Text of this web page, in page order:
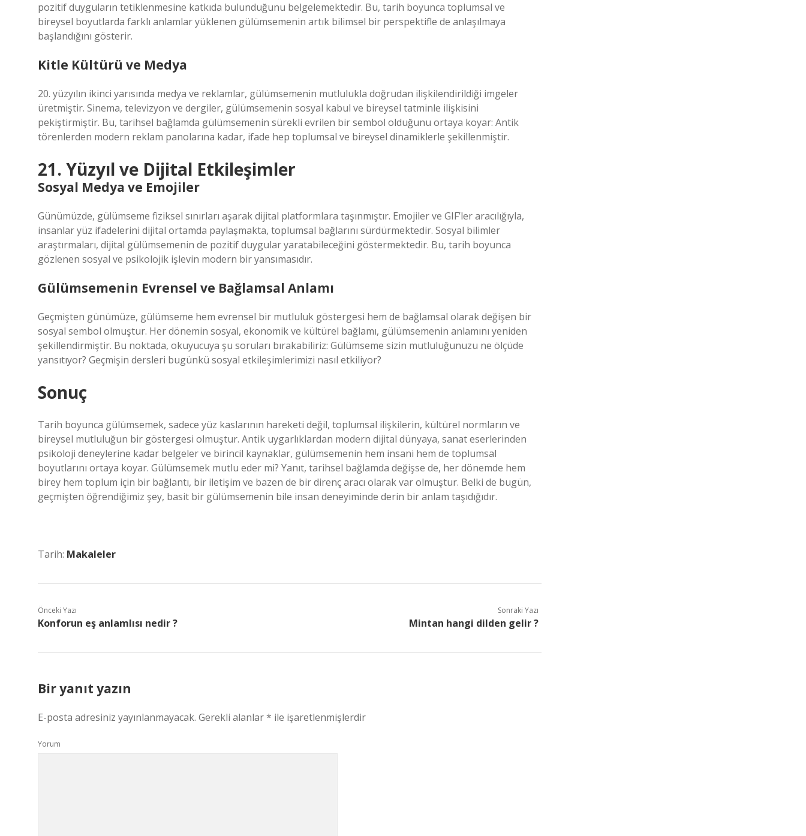
pozitif duyguların tetiklenmesine katkıda bulunduğunu belgelemektedir. Bu, tarih boyunca toplumsal ve
bireysel boyutlarda farklı anlamlar yüklenen gülümsemenin artık bilimsel bir perspektifle de anlaşılmaya
başlandığını gösterir.
Kitle Kültürü ve Medya
20. yüzyılın ikinci yarısında medya ve reklamlar, gülümsemenin mutlulukla doğrudan ilişkilendirildiği imgeler
üretmiştir. Sinema, televizyon ve dergiler, gülümsemenin sosyal kabul ve bireysel tatminle ilişkisini
pekiştirmiştir. Bu, tarihsel bağlamda gülümsemenin sürekli evrilen bir sembol olduğunu ortaya koyar: Antik
törenlerden modern reklam panolarına kadar, ifade hep toplumsal ve bireysel dinamiklerle şekillenmiştir.
21. Yüzyıl ve Dijital Etkileşimler
Sosyal Medya ve Emojiler
Günümüzde, gülümseme fiziksel sınırları aşarak dijital platformlara taşınmıştır. Emojiler ve GIF’ler aracılığıyla,
insanlar yüz ifadelerini dijital ortamda paylaşmakta, toplumsal bağlarını sürdürmektedir. Sosyal bilimler
araştırmaları, dijital gülümsemenin de pozitif duygular yaratabileceğini göstermektedir. Bu, tarih boyunca
gözlenen sosyal ve psikolojik işlevin modern bir yansımasıdır.
Gülümsemenin Evrensel ve Bağlamsal Anlamı
Geçmişten günümüze, gülümseme hem evrensel bir mutluluk göstergesi hem de bağlamsal olarak değişen bir
sosyal sembol olmuştur. Her dönemin sosyal, ekonomik ve kültürel bağlamı, gülümsemenin anlamını yeniden
şekillendirmiştir. Bu noktada, okuyucuya şu soruları bırakabiliriz: Gülümseme sizin mutluluğunuzu ne ölçüde
yansıtıyor? Geçmişin dersleri bugünkü sosyal etkileşimlerimizi nasıl etkiliyor?
Sonuç
Tarih boyunca gülümsemek, sadece yüz kaslarının hareketi değil, toplumsal ilişkilerin, kültürel normların ve
bireysel mutluluğun bir göstergesi olmuştur. Antik uygarlıklardan modern dijital dünyaya, sanat eserlerinden
psikoloji deneylerine kadar belgeler ve birincil kaynaklar, gülümsemenin hem insani hem de toplumsal
boyutlarını ortaya koyar. Gülümsemek mutlu eder mi? Yanıt, tarihsel bağlamda değişse de, her dönemde hem
birey hem toplum için bir bağlantı, bir iletişim ve bazen de bir direnç aracı olarak var olmuştur. Belki de bugün,
geçmişten öğrendiğimiz şey, basit bir gülümsemenin bile insan deneyiminde derin bir anlam taşıdığıdır.
Tarih: Makaleler
Önceki Yazı
Konforun eş anlamlısı nedir ?
Sonraki Yazı
Mintan hangi dilden gelir ?
Bir yanıt yazın
E-posta adresiniz yayınlanmayacak. Gerekli alanlar* ile işaretlenmişlerdir
Yorum